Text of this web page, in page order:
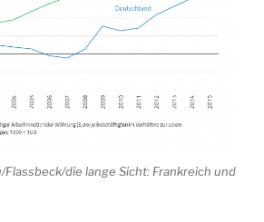
Flassbeck/die lange Sicht: Frankreich und